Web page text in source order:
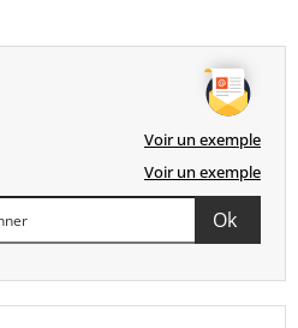
Voir un exemple
Voir un exemple